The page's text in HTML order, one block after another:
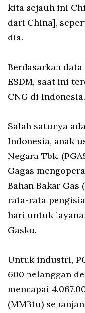
kita sejauh ini
dari China],
dia.
Berdasarkan
ESDM, saat ini
CNG di Indonesia.
Salah satunya
Indonesia, anak
Negara Tbk.
Gagas
Bahan Bakar Gas
rata-rata
hari untuk
Gasku.
Untuk industri,
600 pelanggan
mencapai
(MMBtu)